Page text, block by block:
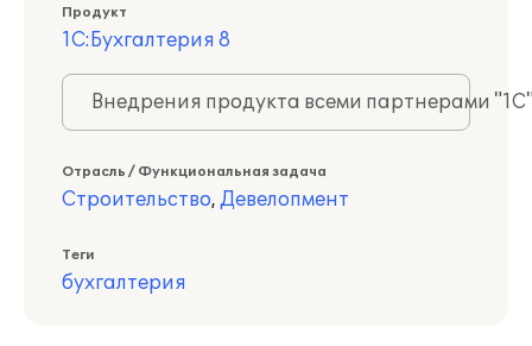
Продукт
1С:Бухгалтерия 8
Внедрения продукта всеми партнерами
Отрасль / Функциональная задача
Строительство, Девелопмент
Теги
бухгалтерия